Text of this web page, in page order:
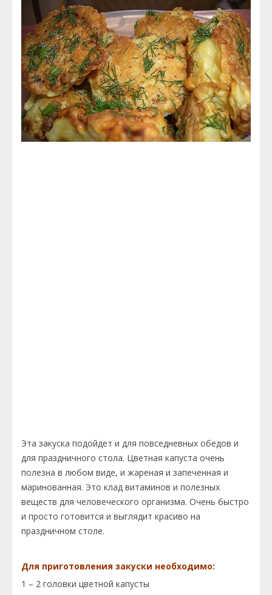
Эта закуска подойдет и для повседневных обедов и
для праздничного стола. Цветная капуста очень
полезна в любом виде, и жареная и запеченная и
маринованная. Это клад витаминов и полезных
веществ для человеческого организма. Очень быстро
и просто готовится и выглядит красиво на
праздничном столе.
Для приготовления закуски необходимо:
1 – 2 головки цветной капусты